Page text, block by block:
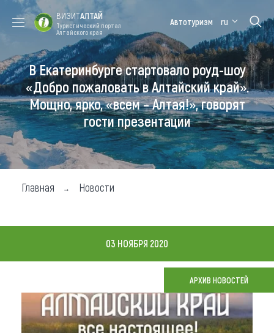
Форум VISIT
ALTAI
Цветение
маральника
Медицинский
форум
Алтайская
зимовка
Туры
Где побывать
Чем заняться
Где остановиться
Что привезти (сувениры)
О регионе
ВИЗИТАЛТАЙ
Туристический портал
Алтайского края
Автотуризм ru
В Екатеринбурге стартовало роуд-шоу
«Добро пожаловать в Алтайский край».
Мощно, ярко, «всем – Алтая!», говорят
гости презентации
Главная Новости
03 НОЯБРЯ 2020
АРХИВ НОВОСТЕЙ